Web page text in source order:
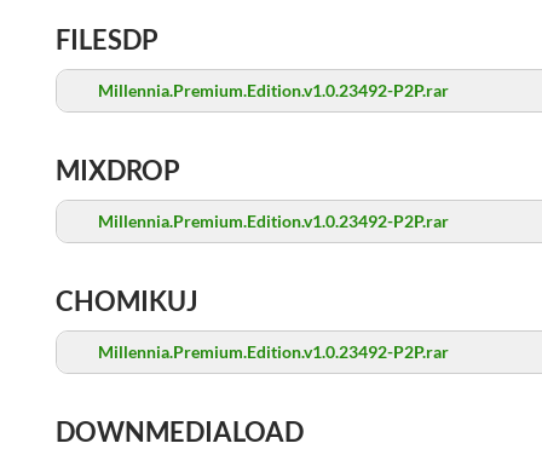
FILESDP
Millennia.Premium.Edition.v1.0.23492-P2P.rar
MIXDROP
Millennia.Premium.Edition.v1.0.23492-P2P.rar
CHOMIKUJ
Millennia.Premium.Edition.v1.0.23492-P2P.rar
DOWNMEDIALOAD